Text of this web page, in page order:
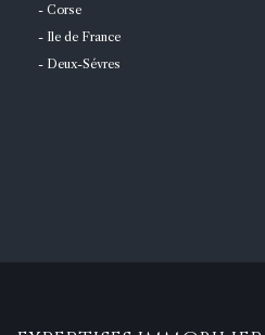
- Corse
- Ile de France
- Deux-Sévres